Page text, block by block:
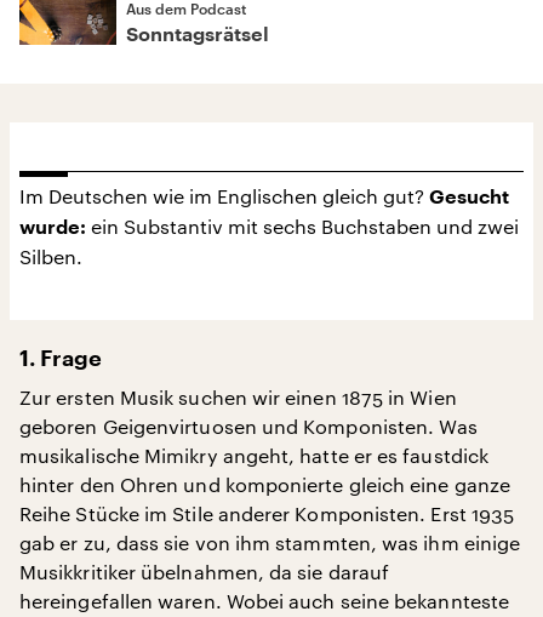
Aus dem Podcast
Sonntagsrätsel
Im Deutschen wie im Englischen gleich gut? Gesucht
wurde: ein Substantiv mit sechs Buchstaben und zwei
Silben.
1. Frage
Zur ersten Musik suchen wir einen 1875 in Wien
geboren Geigenvirtuosen und Komponisten. Was
musikalische Mimikry angeht, hatte er es faustdick
hinter den Ohren und komponierte gleich eine ganze
Reihe Stücke im Stile anderer Komponisten. Erst 1935
gab er zu, dass sie von ihm stammten, was ihm einige
Musikkritiker übelnahmen, da sie darauf
hereingefallen waren. Wobei auch seine bekannteste